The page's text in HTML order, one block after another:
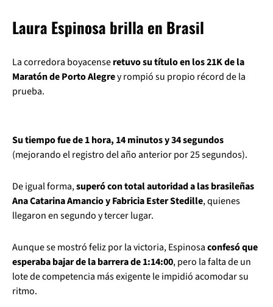
Laura Espinosa brilla en Brasil
La corredora boyacenseretuvo su título en los 21K de la
Maratón de Porto Alegrey rompió su propio récord de la
prueba.
Su tiempo fue de 1 hora, 14 minutos y 34 segundos
(mejorando el registro del año anterior por 25 segundos).
De igual forma,superó con total autoridad a las brasileñas
Ana Catarina Amancio y Fabricia Ester Stedille, quienes
llegaron en segundo y tercer lugar.
Aunque se mostró feliz por la victoria, Espinosaconfesó que
esperaba bajar de la barrera de 1:14:00, pero la falta de un
lote de competencia más exigente le impidió acomodar su
ritmo.